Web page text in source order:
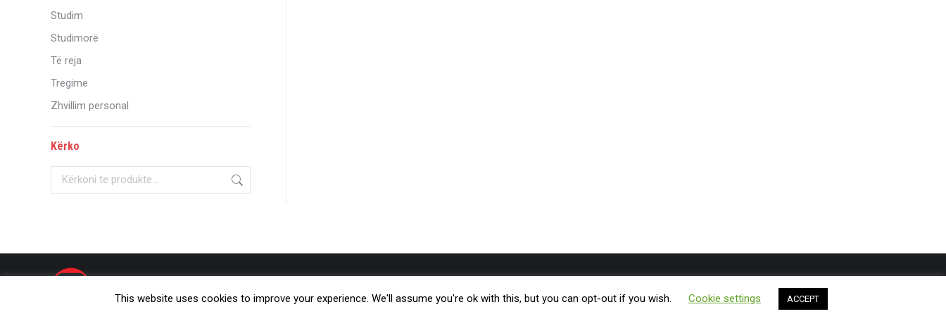
Studim
Studimorë
Të reja
Tregime
Zhvillim personal
Kërko
Gazeta ExLibris Rreth nesh
This website uses cookies to improve your experience. We'll assume you're ok with this, but you can opt-out if you wish. Cookie settings ACCEPT